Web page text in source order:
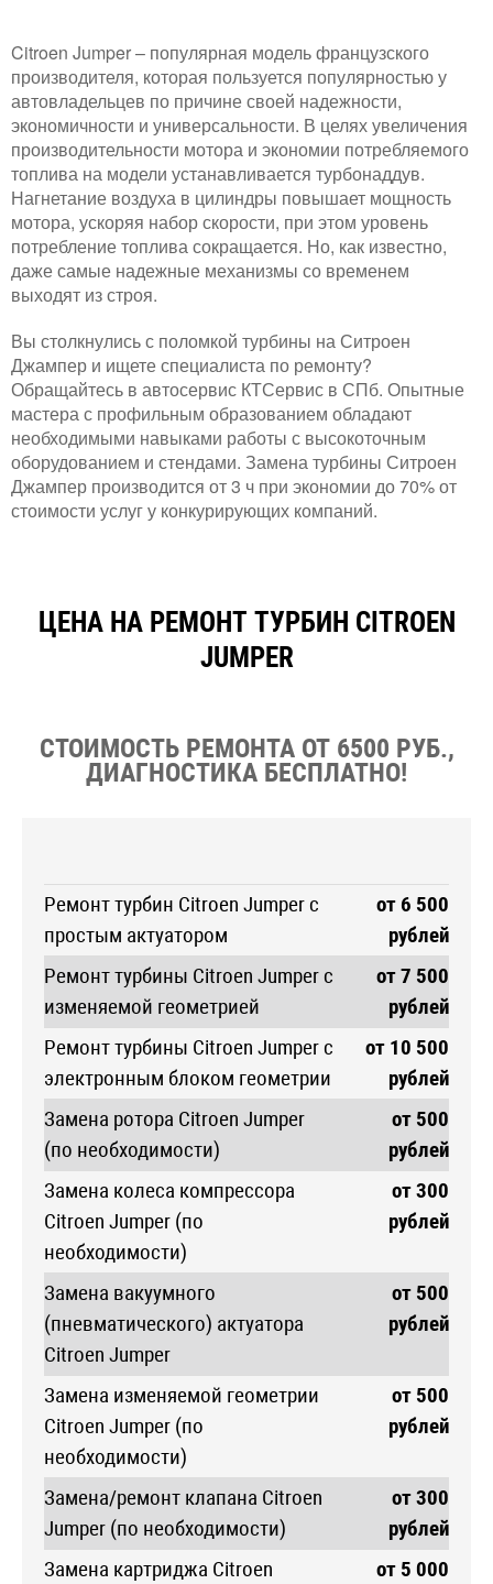
Citroen Jumper – популярная модель французского
производителя, которая пользуется популярностью у
автовладельцев по причине своей надежности,
экономичности и универсальности. В целях увеличения
производительности мотора и экономии потребляемого
топлива на модели устанавливается турбонаддув.
Нагнетание воздуха в цилиндры повышает мощность
мотора, ускоряя набор скорости, при этом уровень
потребление топлива сокращается. Но, как известно,
даже самые надежные механизмы со временем
выходят из строя.
Вы столкнулись с поломкой турбины на Ситроен
Джампер и ищете специалиста по ремонту?
Обращайтесь в автосервис КТСервис в СПб. Опытные
мастера с профильным образованием обладают
необходимыми навыками работы с высокоточным
оборудованием и стендами. Замена турбины Ситроен
Джампер производится от 3 ч при экономии до 70% от
стоимости услуг у конкурирующих компаний.
ЦЕНА НА РЕМОНТ ТУРБИН CITROEN
JUMPER
СТОИМОСТЬ РЕМОНТА ОТ 6500 РУБ.,
ДИАГНОСТИКА БЕСПЛАТНО!
Ремонт турбин Citroen Jumper с
простым актуатором
от 6 500
рублей
Ремонт турбины Citroen Jumper с
изменяемой геометрией
от 7 500
рублей
Ремонт турбины Citroen Jumper с
электронным блоком геометрии
от 10 500
рублей
Замена ротора Citroen Jumper
(по необходимости)
от 500
рублей
Замена колеса компрессора
Citroen Jumper (по
необходимости)
от 300
рублей
Замена вакуумного
(пневматического) актуатора
Citroen Jumper
от 500
рублей
Замена изменяемой геометрии
Citroen Jumper (по
необходимости)
от 500
рублей
Замена/ремонт клапана Citroen
Jumper (по необходимости)
от 300
рублей
Замена картриджа Citroen
от 5 000